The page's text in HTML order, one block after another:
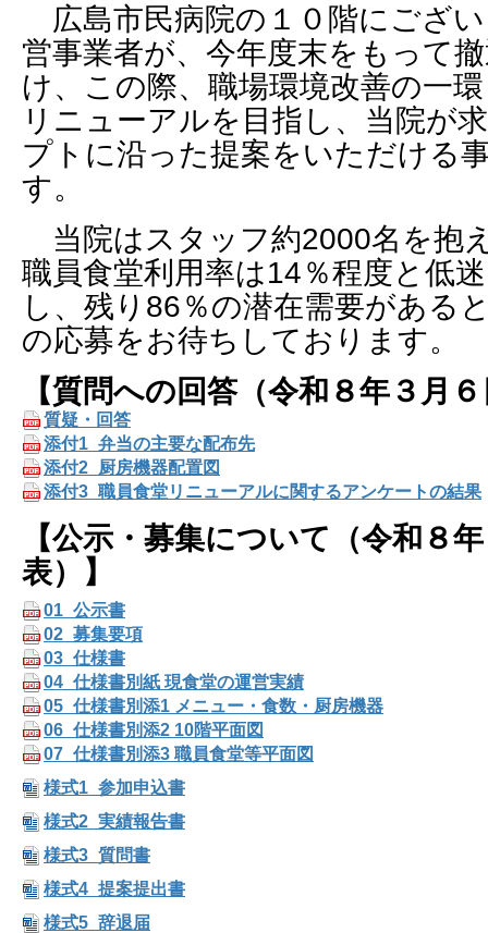
広島市民病院の１０階にござ
営事業者が、今年度末をもって
け、この際、職場環境改善の一
リニューアルを目指し、当院が
プトに沿った提案をいただける
す。
当院はスタッフ約2000名を抱
職員食堂利用率は14％程度と低
し、残り86％の潜在需要がある
の応募をお待ちしております。
【質問への回答（令和８年３月
質疑・回答
添付1_弁当の主要な配布先
添付2_厨房機器配置図
添付3_職員食堂リニューアルに関するアンケートの結果
【公示・募集について（令和８
表）】
01_公示書
02_募集要項
03_仕様書
04_仕様書別紙 現食堂の運営実績
05_仕様書別添1 メニュー・食数・厨房機器
06_仕様書別添2 10階平面図
07_仕様書別添3 職員食堂等平面図
様式1_参加申込書
様式2_実績報告書
様式3_質問書
様式4_提案提出書
様式5_辞退届